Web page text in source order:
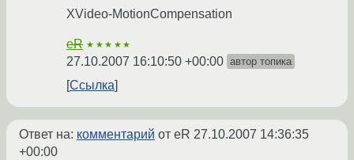
XVideo-MotionCompensation
eR ★★★★★
27.10.2007 16:10:50 +00:00 автор топика
Ссылка
Ответ на: комментарий от eR 27.10.2007 14:36:35
+00:00